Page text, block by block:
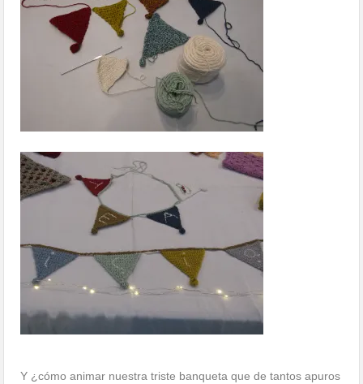
Y ¿cómo animar nuestra triste banqueta que de tantos apuros